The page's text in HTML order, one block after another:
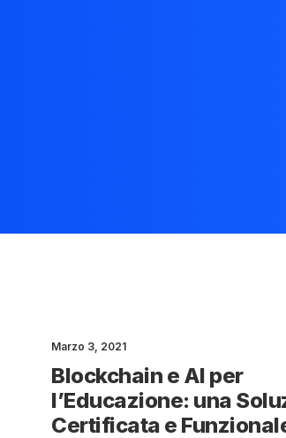
Marzo 3, 2021
Blockchain e AI per
l’Educazione: una
Certificata e